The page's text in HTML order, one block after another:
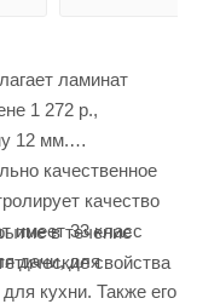
ламинат
1 272 р.,
12 мм.
качественное
качество
имеет 33 класс
дачи, для
кухни. Также его
в течение
свойства